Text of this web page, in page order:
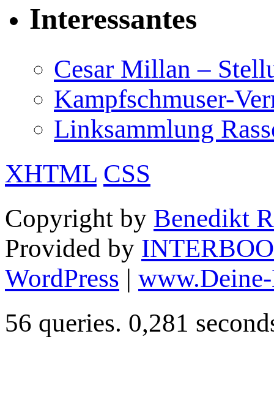
Interessantes
Cesar Millan –
Kampfschmuser-
Linksammlung
XHTML CSS
Copyright by Benedikt
Provided by
WordPress |
56 queries. 0,281